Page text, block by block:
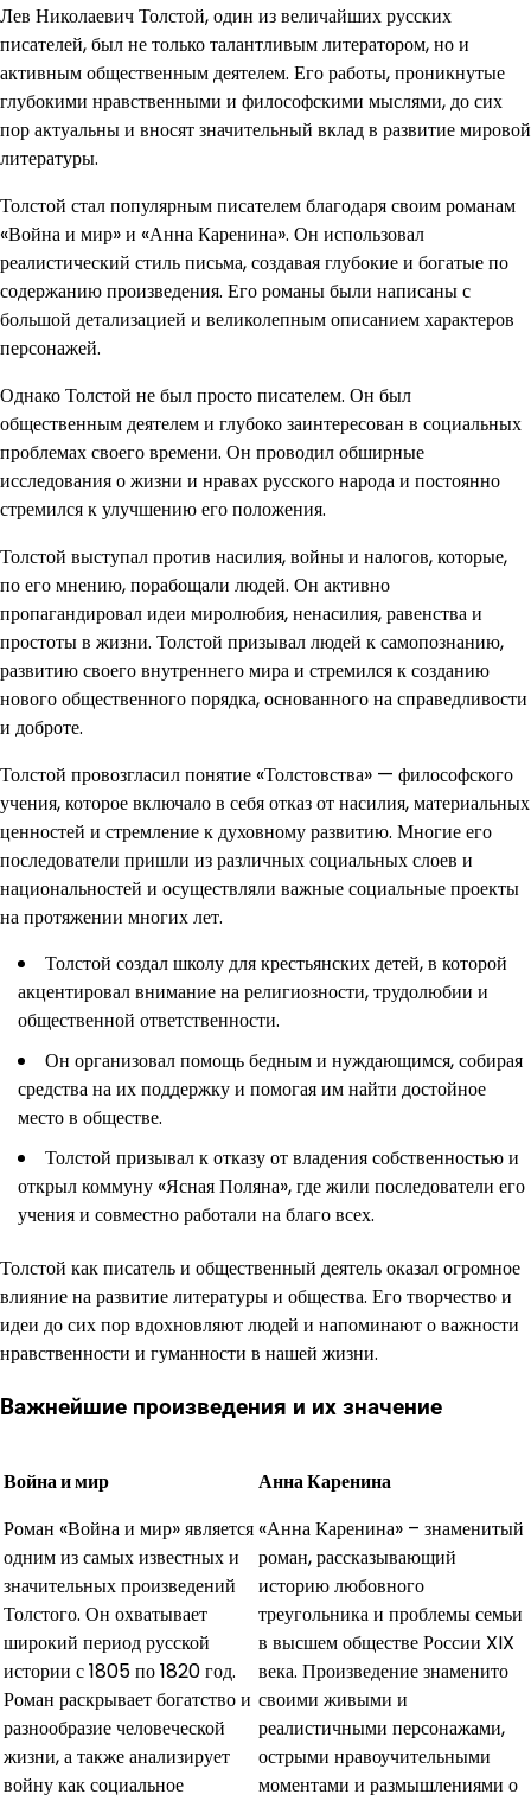
Лев Николаевич Толстой, один из величайших русских
писателей, был не только талантливым литератором, но и
активным общественным деятелем. Его работы, проникнутые
глубокими нравственными и философскими мыслями, до сих
пор актуальны и вносят значительный вклад в развитие мировой
литературы.
Толстой стал популярным писателем благодаря своим романам
«Война и мир» и «Анна Каренина». Он использовал
реалистический стиль письма, создавая глубокие и богатые по
содержанию произведения. Его романы были написаны с
большой детализацией и великолепным описанием характеров
персонажей.
Однако Толстой не был просто писателем. Он был
общественным деятелем и глубоко заинтересован в социальных
проблемах своего времени. Он проводил обширные
исследования о жизни и нравах русского народа и постоянно
стремился к улучшению его положения.
Толстой выступал против насилия, войны и налогов, которые,
по его мнению, порабощали людей. Он активно
пропагандировал идеи миролюбия, ненасилия, равенства и
простоты в жизни. Толстой призывал людей к самопознанию,
развитию своего внутреннего мира и стремился к созданию
нового общественного порядка, основанного на справедливости
и доброте.
Толстой провозгласил понятие «Толстовства» — философского
учения, которое включало в себя отказ от насилия, материальных
ценностей и стремление к духовному развитию. Многие его
последователи пришли из различных социальных слоев и
национальностей и осуществляли важные социальные проекты
на протяжении многих лет.
Толстой создал школу для крестьянских детей, в которой
акцентировал внимание на религиозности, трудолюбии и
общественной ответственности.
Он организовал помощь бедным и нуждающимся, собирая
средства на их поддержку и помогая им найти достойное
место в обществе.
Толстой призывал к отказу от владения собственностью и
открыл коммуну «Ясная Поляна», где жили последователи его
учения и совместно работали на благо всех.
Толстой как писатель и общественный деятель оказал огромное
влияние на развитие литературы и общества. Его творчество и
идеи до сих пор вдохновляют людей и напоминают о важности
нравственности и гуманности в нашей жизни.
Важнейшие произведения и их значение
Война и мир
Роман «Война и мир» является
одним из самых известных и
значительных произведений
Толстого. Он охватывает
широкий период русской
истории с 1805 по 1820 год.
Роман раскрывает богатство и
разнообразие человеческой
жизни, а также анализирует
войну как социальное
Анна Каренина
«Анна Каренина» – знаменитый
роман, рассказывающий
историю любовного
треугольника и проблемы семьи
в высшем обществе России XIX
века. Произведение знаменито
своими живыми и
реалистичными персонажами,
острыми нравоучительными
моментами и размышлениями о